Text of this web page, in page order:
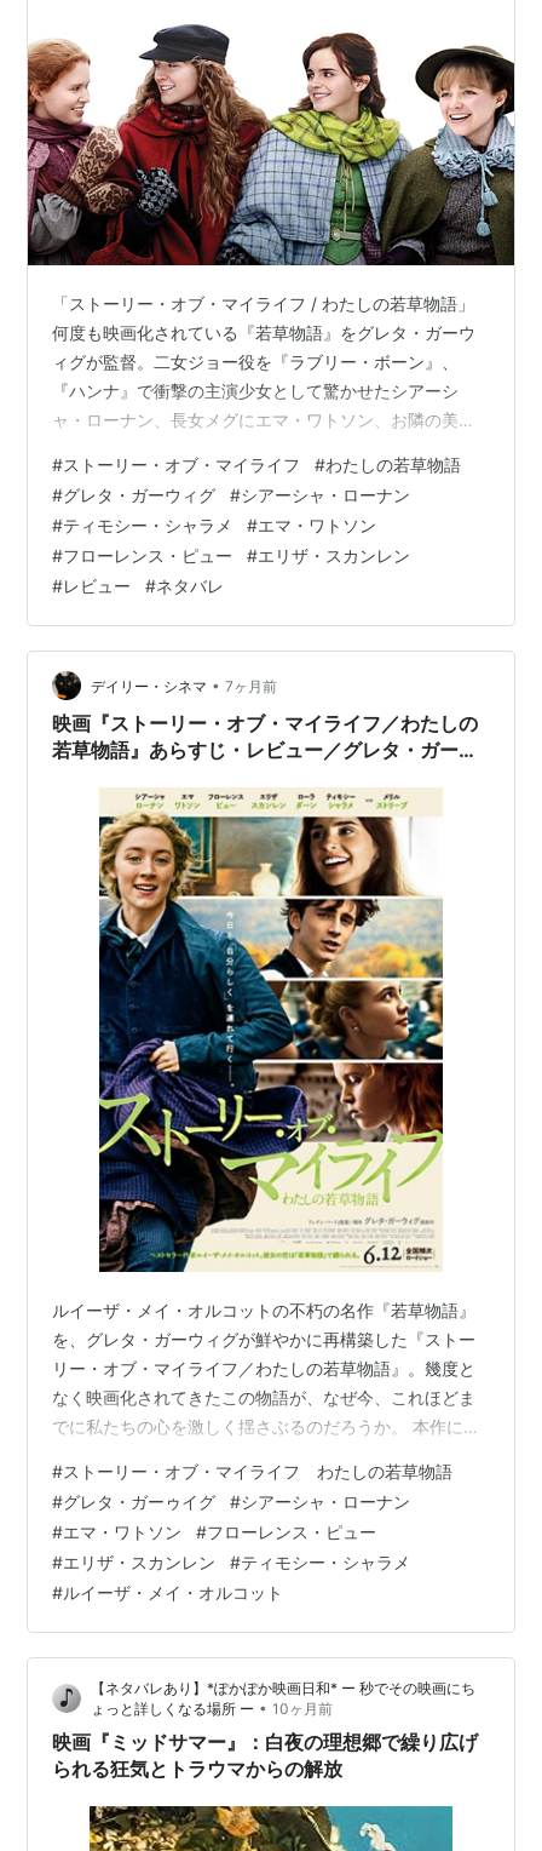
「ストーリー・オブ・マイライフ / わたしの若草物語」
何度も映画化されている『若草物語』をグレタ・ガーウ
ィグが監督。二女ジョー役を『ラブリー・ボーン』、
『ハンナ』で衝撃の主演少女として驚かせたシアーシ
ャ・ローナン、長女メグにエマ・ワトソン、お隣の美青
んにローラ・ダーン、伯母にメリル・ストリープという
ナイス・キャスティング。 時系列シャッフル。これがい
ただけない。現在と７年前からを行き来するのだが、四
姉妹の話な上、７年の見た目の差はほとんどなし。有名
な『若草物語』だから、みな登場人物分かってるよね？
の前提があるのだろうけど、どの俳優が誰かも分か…
#ストーリー・オブ・マイライフ #わたしの若草物語
#グレタ・ガーウィグ #シアーシャ・ローナン
#ティモシー・シャラメ #エマ・ワトソン
#フローレンス・ピュー #エリザ・スカンレン
#レビュー #ネタバレ
デイリー・シネマ • 7ヶ月前
映画『ストーリー・オブ・マイライフ／わたしの
若草物語』あらすじ・レビュー／グレタ・ガーウ
ルイーザ・メイ・オルコットの不朽の名作『若草物語』
を、グレタ・ガーウィグが鮮やかに再構築した『ストー
リー・オブ・マイライフ／わたしの若草物語』。幾度と
なく映画化されてきたこの物語が、なぜ今、これほどま
でに私たちの心を激しく揺さぶるのだろうか。 本作に
ャリアと結婚」という、極めて切実な問いが刻まれてい
る。時系列を大胆に入れ替えた演出や、ジョーの作家と
しての魂に焦点を当てた結末から、古典が「現代のバイ
ブル」へと進化した理由を紐解いていきたい。 映画『ス
トーリー・オブ・マイライフ わたしの若草物語』は、
2026年1月13日、NHKBSプレミアムシネマ…
#ストーリー・オブ・マイライフ わたしの若草物語
#グレタ・ガーゥイグ #シアーシャ・ローナン
#エマ・ワトソン #フローレンス・ピュー
#エリザ・スカンレン #ティモシー・シャラメ
#ルイーザ・メイ・オルコット
【ネタバレあり】*ぽかぽか映画日和* ー 秒でその映画にち
ょっと詳しくなる場所 ー • 10ヶ月前
映画『ミッドサマー』：白夜の理想郷で繰り広げ
られる狂気とトラウマからの解放